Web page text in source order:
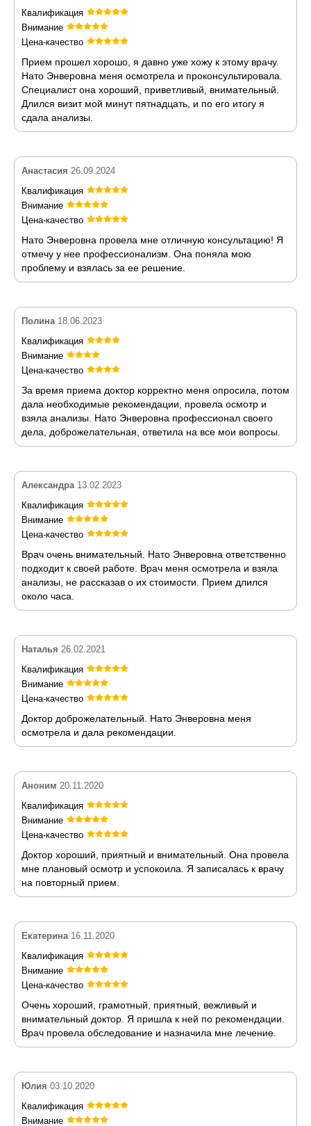
Квалификация
Внимание
Цена-качество
Прием прошел хорошо, я давно уже хожу к этому врачу.
Нато Энверовна меня осмотрела и проконсультировала.
Специалист она хороший, приветливый, внимательный.
Длился визит мой минут пятнадцать, и по его итогу я
сдала анализы.
Анастасия 26.09.2024
Квалификация
Внимание
Цена-качество
Нато Энверовна провела мне отличную консультацию! Я
отмечу у нее профессионализм. Она поняла мою
проблему и взялась за ее решение.
Полина 18.06.2023
Квалификация
Внимание
Цена-качество
За время приема доктор корректно меня опросила, потом
дала необходимые рекомендации, провела осмотр и
взяла анализы. Нато Энверовна профессионал своего
дела, доброжелательная, ответила на все мои вопросы.
Александра 13.02.2023
Квалификация
Внимание
Цена-качество
Врач очень внимательный. Нато Энверовна ответственно
подходит к своей работе. Врач меня осмотрела и взяла
анализы, не рассказав о их стоимости. Прием длился
около часа.
Наталья 26.02.2021
Квалификация
Внимание
Цена-качество
Доктор доброжелательный. Нато Энверовна меня
осмотрела и дала рекомендации.
Аноним 20.11.2020
Квалификация
Внимание
Цена-качество
Доктор хороший, приятный и внимательный. Она провела
мне плановый осмотр и успокоила. Я записалась к врачу
на повторный прием.
Екатерина 16.11.2020
Квалификация
Внимание
Цена-качество
Очень хороший, грамотный, приятный, вежливый и
внимательный доктор. Я пришла к ней по рекомендации.
Врач провела обследование и назначила мне лечение.
Юлия 03.10.2020
Квалификация
Внимание